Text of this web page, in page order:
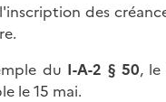
des
du I-A-2 § 50,
le 15 mai.